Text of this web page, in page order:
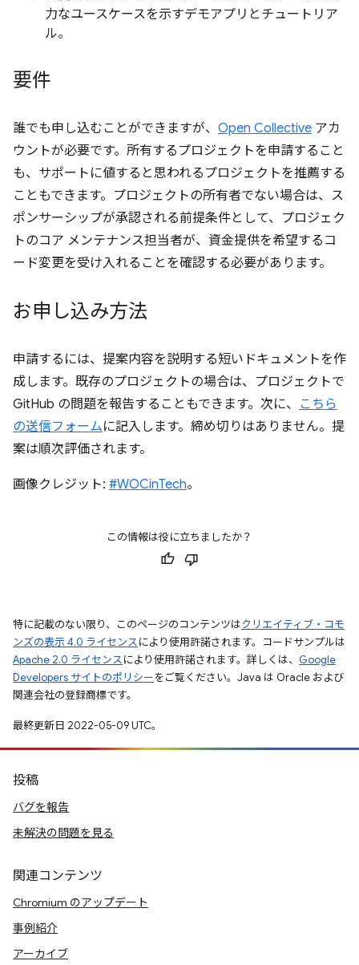
力なユースケースを示すデモアプリとチュートリア
ル。
要件
誰でも申し込むことができますが、 Open Collective アカ
ウントが必要です。所有するプロジェクトを申請すること
も、サポートに値すると思われるプロジェクトを推薦する
こともできます。プロジェクトの所有者でない場合は、ス
ポンサーシップが承認される前提条件として、プロジェク
トのコア メンテナンス担当者が、資金提供を希望するコ
ード変更を受け入れることを確認する必要があります。
お申し込み方法
申請するには、提案内容を説明する短いドキュメントを作
成します。既存のプロジェクトの場合は、プロジェクトで
GitHub の問題を報告することもできます。次に、 こちら
の送信フォームに記入します。締め切りはありません。提
案は順次評価されます。
画像クレジット: #WOCinTech。
この情報は役に立ちましたか？
特に記載のない限り、このページのコンテンツはクリエイティブ・コモ
ンズの表示 4.0 ライセンスにより使用許諾されます。コードサンプルは
Apache 2.0 ライセンスにより使用許諾されます。詳しくは、 Google
Developers サイトのポリシーをご覧ください。Java は Oracle および
関連会社の登録商標です。
最終更新日 2022-05-09 UTC。
投稿
バグを報告
未解決の問題を見る
関連コンテンツ
Chromium のアップデート
事例紹介
アーカイブ